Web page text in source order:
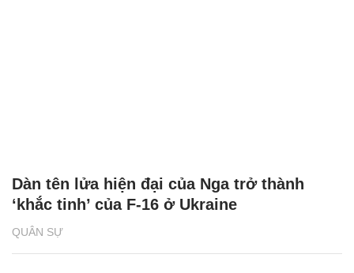
QUÂN SỰ
Dàn tên lửa hiện đại của Nga trở thành
‘khắc tinh’ của F-16 ở Ukraine